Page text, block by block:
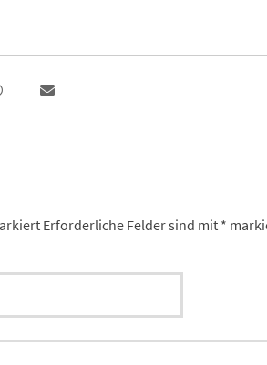
Erforderliche Felder sind mit *